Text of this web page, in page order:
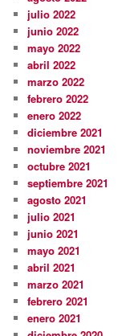
julio 2022
junio 2022
mayo 2022
abril 2022
marzo 2022
febrero 2022
enero 2022
diciembre 2021
noviembre 2021
octubre 2021
septiembre 2021
agosto 2021
julio 2021
junio 2021
mayo 2021
abril 2021
marzo 2021
febrero 2021
enero 2021